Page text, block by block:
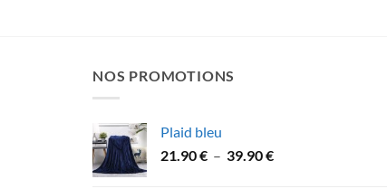
NOS PROMOTIONS
Plaid bleu
21.90€ – 39.90€Plage